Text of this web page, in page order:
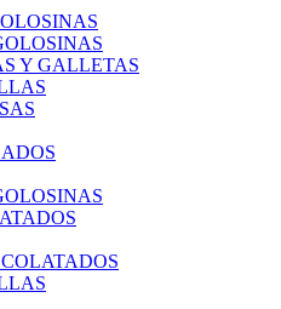
Y GALLETAS